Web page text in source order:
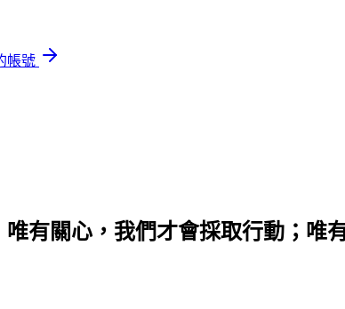
帳號
有關心，我們才會採取行動；唯